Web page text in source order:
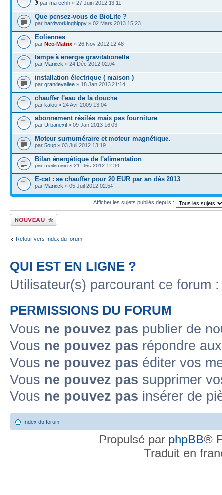
par marechh » 27 Juin 2012 13:11
Que pensez-vous de BioLite ?
par hardworkinghippy » 02 Mars 2013 15:23
Eoliennes
par Neo-Matrix » 26 Nov 2012 12:48
lampe à energie gravitationelle
par Marieck » 24 Déc 2012 02:04
installation électrique ( maison )
par grandevallee » 18 Jan 2013 21:14
chauffer l'eau de la douche
par kalou » 24 Avr 2009 13:04
abonnement résilés mais pas fourniture
par Urbanexil » 09 Jan 2013 16:03
Moteur surnuméraire et moteur magnétique.
par 5oup » 03 Juil 2012 13:19
Bilan énergétique de l'alimentation
par moilamain » 21 Déc 2012 12:34
E-cat : se chauffer pour 20 EUR par an dès 2013
par Marieck » 05 Juil 2012 02:54
Afficher les sujets publiés depuis :
Publier un nouveau
sujet
Retour vers Index du forum
QUI EST EN LIGNE ?
Utilisateur(s) parcourant ce forum
PERMISSIONS DU FORUM
Vous ne pouvez pas publier de
Vous ne pouvez pas répondre
Vous ne pouvez pas éditer vos
Vous ne pouvez pas supprimer
Vous ne pouvez pas insérer de
Index du forum
Propulsé par phpBB®
Traduit en